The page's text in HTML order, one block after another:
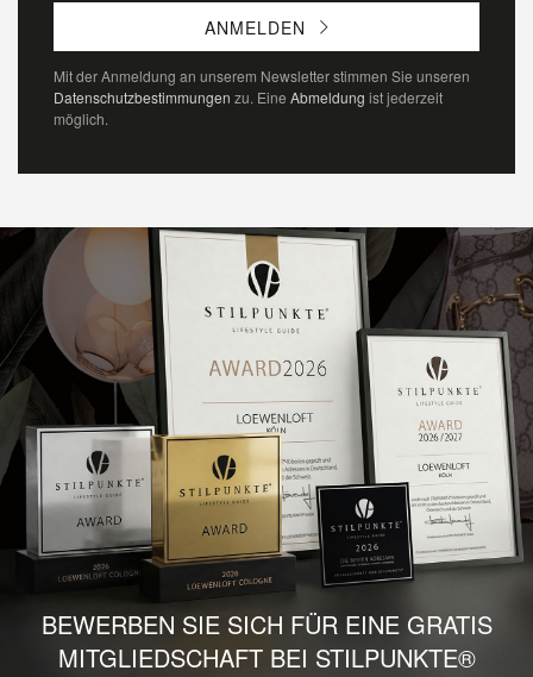
ANMELDEN
Mit der Anmeldung an unserem Newsletter stimmen Sie unseren
Datenschutzbestimmungen zu. Eine Abmeldung ist jederzeit
möglich.
BEWERBEN SIE SICH FÜR EINE GRATIS
MITGLIEDSCHAFT BEI STILPUNKTE®